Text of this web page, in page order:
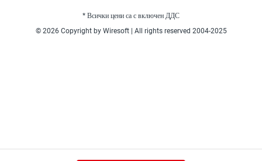
* Всички цени са с включен ДДС
© 2026 Copyright by Wiresoft | All rights reserved 2004-2025